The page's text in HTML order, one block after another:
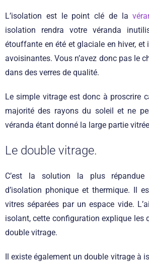
L’isolation est le point clé de la
isolation rendra votre véranda
étouffante en été et glaciale en hiver, et
avoisinantes. Vous n’avez donc pas le
dans des verres de qualité.
Le simple vitrage est donc à proscrire
majorité des rayons du soleil et ne
véranda étant donné la large partie
Le double vitrage.
C’est la solution la plus
d’isolation phonique et thermique. Il
vitres séparées par un espace vide.
isolant, cette configuration explique les
double vitrage.
Il existe également un double vitrage à